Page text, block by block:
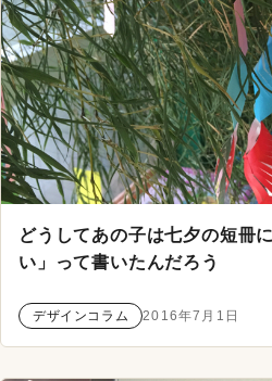
どうしてあの子は七夕の短冊
い」って書いたんだろう
デザインコラム 2016年7月1日